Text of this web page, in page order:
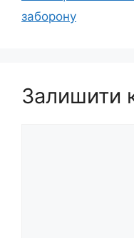
заборону
Залишити